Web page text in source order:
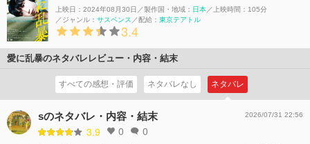
上映日：2024年08月30日 製作国・地域： 日本
上映時間：105分
ジャンル： サスペンス 配給： 東京テアトル
3.4
愛に乱暴のネタバレレビュー・内容・結末
すべての感想・評価 ネタバレなし ネタバレ
sのネタバレ・内容・結末
3.9 0 0
2026/07/31 22:56